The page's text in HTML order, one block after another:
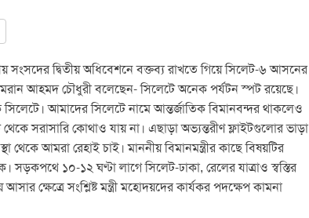
সংসদের দ্বিতীয় অধিবেশনে বক্তব্য রাখতে গিয়ে সিলেট-৬ আসনের
আহমদ চৌধুরী বলেছেন- সিলেটে অনেক পর্যটন স্পট রয়েছে।
আমাদের সিলেটে নামে আন্তর্জাতিক বিমানবন্দর থাকলেও
সরাসারি কোথাও যায় না। এছাড়া অভ্যন্তরীণ ফ্লাইটগুলোর ভাড়া
আমরা রেহাই চাই। মাননীয় বিমানমন্ত্রীর কাছে বিষয়টির
১০-১২ ঘণ্টা লাগে সিলেট-ঢাকা, রেলের যাত্রাও স্বস্তির
ক্ষেত্রে সংশ্লিষ্ট মন্ত্রী মহোদয়দের কার্যকর পদক্ষেপ কামনা